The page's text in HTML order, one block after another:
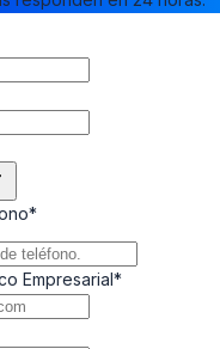
*
Empresarial*